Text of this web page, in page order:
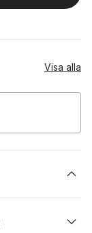
Visa alla